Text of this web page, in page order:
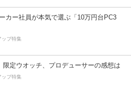
カー社員が本気で選ぶ「10万円台PC3
ップ特集
限定ウオッチ、プロデューサーの感想は
ップ特集